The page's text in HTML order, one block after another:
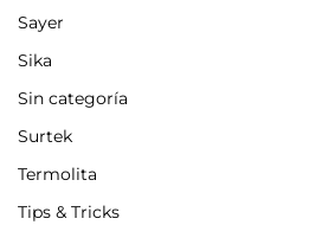
Sayer
Sika
Sin categoría
Surtek
Termolita
Tips & Tricks